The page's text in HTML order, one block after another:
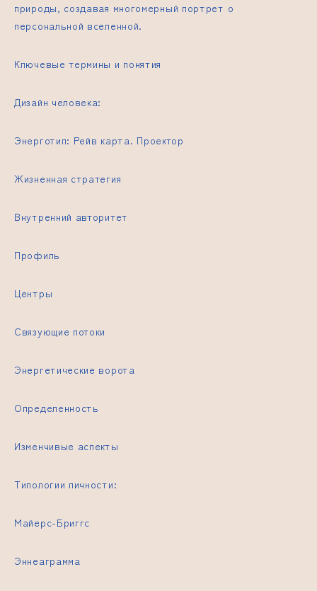
природы, создавая многомерный портрет о
персональной вселенной.
Ключевые термины и понятия
Дизайн человека:
Энерготип: Рейв карта. Проектор
Жизненная стратегия
Внутренний авторитет
Профиль
Центры
Связующие потоки
Энергетические ворота
Определенность
Изменчивые аспекты
Типологии личности:
Майерс-Бриггс
Эннеаграмма